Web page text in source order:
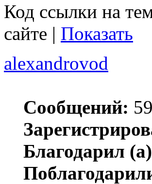
Код ссылки на
сайте | Показать
alexandrovod
Сообщений:
Благодарил